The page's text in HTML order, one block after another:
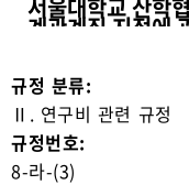
서울대학교 산학
계관계직 지정에
규정 분류:
Ⅱ. 연구비 관련 규정
규정번호:
8-라-(3)